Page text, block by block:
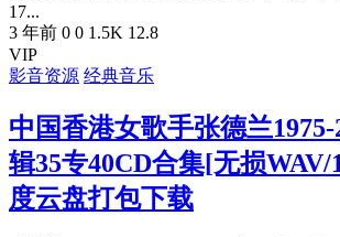
17...
3 年前 0 0 1.5K 12.8
VIP
影音资源 经典音乐
中国香港女歌手张德兰
辑35专40CD合集[无损WAV/
度云盘打包下载